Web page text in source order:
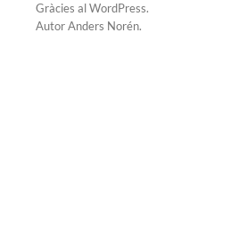
Gràcies alWordPress.
AutorAnders Norén.